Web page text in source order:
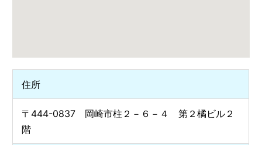
住所
〒444-0837 岡崎市柱２－６－４ 第２橘ビル２
階